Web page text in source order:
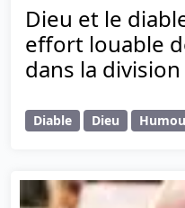
Dieu et le
effort louable
dans la
Diable Dieu